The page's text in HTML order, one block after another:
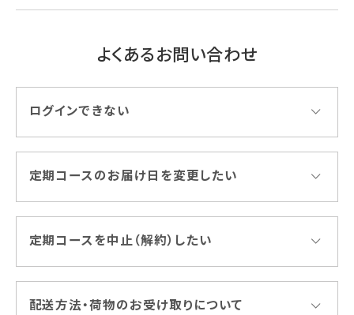
よくあるお問い合わせ
ログインできない
定期コースのお届け日を変更したい
定期コースを中止（解約）したい
配送方法・荷物のお受け取りについて